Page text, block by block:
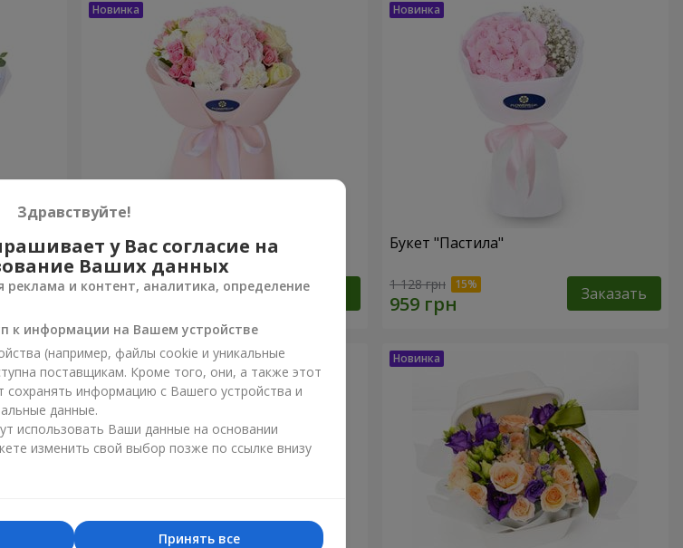
Букет "Марта"
3 279 грн Заказать
Букет "Пастила"
1 128 грн Заказать
Здравствуйте!
у Вас согласие на
Ваших данных
реклама и контент, аналитика, определение
к информации на Вашем устройстве
(например, файлы cookie и уникальные
поставщикам. Кроме того, они, а также этот
сохранять информацию с Вашего устройства и
данные.
использовать Ваши данные на основании
изменить свой выбор позже по ссылке внизу
Принять все